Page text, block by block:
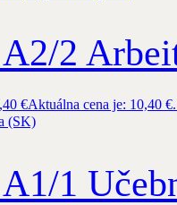
2
€Aktuálna cena je: 10,40 €.
1